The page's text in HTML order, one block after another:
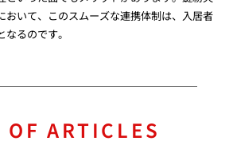
おいて、このスムーズな連携体制は、入居者
るのです。
ARTICLES